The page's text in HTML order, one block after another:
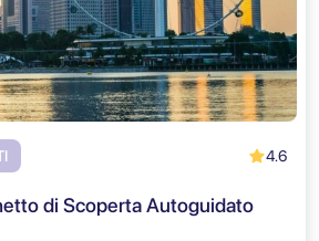
4.6
di Scoperta Autoguidato